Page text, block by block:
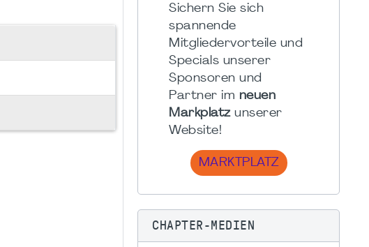
Sichern Sie sich
spannende
Mitgliedervorteile und
Specials unserer
Sponsoren und
Partner im neuen
Markplatzunserer
Website!
MARKTPLATZ
CHAPTER-MEDIEN